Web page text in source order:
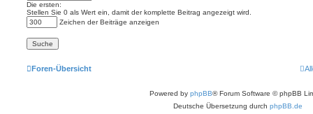
Die ersten:
Stellen Sie 0 als Wert ein, damit der komplette Beitrag angezeigt wird.
Zeichen der Beiträge anzeigen
Foren-Übersicht
Powered by phpBB® Forum Software © phpBB
Deutsche Übersetzung durch phpBB.de